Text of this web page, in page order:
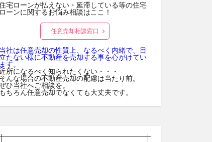
宅ローンが払えない・延滞している等の住宅
ローンに関するお悩み相談はここ！
任意売却相談窓口
当社は任意売却の性質上、なるべく内緒で、目
立たない様に不動産を売却する事を心がけてい
ます。
所になるべく知られたくない・・・
そんな場合の不動産売却の配慮は当たり前。
ひ当社へご相談を。
もちろん任意売却でなくても大丈夫です。